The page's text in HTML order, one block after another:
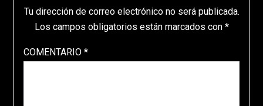
Tu dirección de correo electrónico no será publicada.
Los campos obligatorios están marcados con *
COMENTARIO *